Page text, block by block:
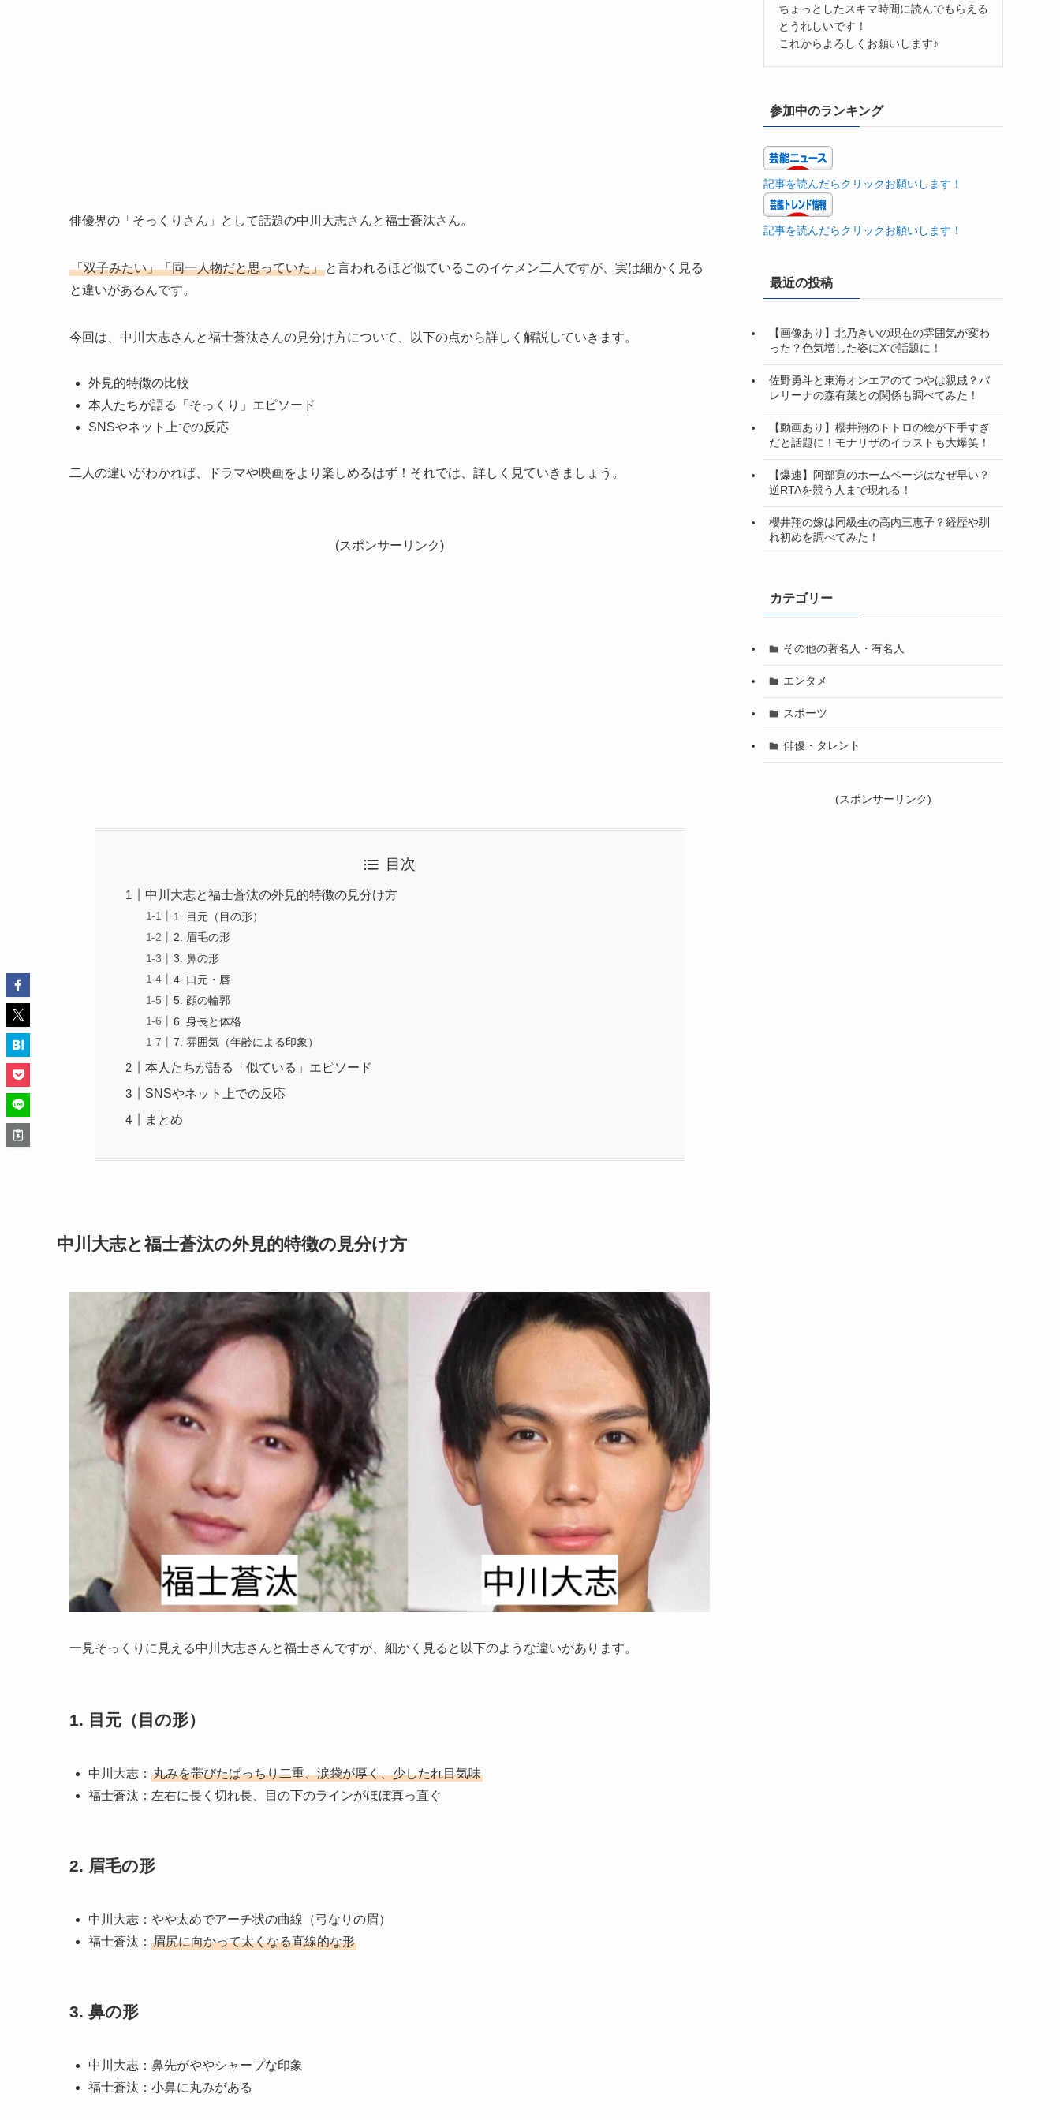
俳優界の「そっくりさん」として話題の中川大志さんと福士蒼汰さん。
「双子みたい」「同一人物だと思っていた」 と言われるほど似ているこのイケメン二人ですが、実は細かく見る
と違いがあるんです。
今回は、中川大志さんと福士蒼汰さんの見分け方について、以下の点から詳しく解説していきます。
外見的特徴の比較
本人たちが語る「そっくり」エピソード
SNSやネット上での反応
二人の違いがわかれば、ドラマや映画をより楽しめるはず！それでは、詳しく見ていきましょう。
(スポンサーリンク)
目次
中川大志と福士蒼汰の外見的特徴の見分け方
1. 目元（目の形）
2. 眉毛の形
3. 鼻の形
4. 口元・唇
5. 顔の輪郭
6. 身長と体格
7. 雰囲気（年齢による印象）
本人たちが語る「似ている」エピソード
SNSやネット上での反応
まとめ
中川大志と福士蒼汰の外見的特徴の見分け方
一見そっくりに見える中川大志さんと福士さんですが、細かく見ると以下のような違いがあります。
1. 目元（目の形）
中川大志： 丸みを帯びたぱっちり二重、涙袋が厚く、少したれ目気味
福士蒼汰：左右に長く切れ長、目の下のラインがほぼ真っ直ぐ
2. 眉毛の形
中川大志：やや太めでアーチ状の曲線（弓なりの眉）
福士蒼汰： 眉尻に向かって太くなる直線的な形
3. 鼻の形
中川大志：鼻先がややシャープな印象
福士蒼汰：小鼻に丸みがある
ちょっとしたスキマ時間に読んでもらえる
とうれしいです！
これからよろしくお願いします♪
参加中のランキング
記事を読んだらクリックお願いします！
記事を読んだらクリックお願いします！
最近の投稿
【画像あり】北乃きいの現在の雰囲気が変わ
った？色気増した姿にXで話題に！
佐野勇斗と東海オンエアのてつやは親戚？バ
レリーナの森有菜との関係も調べてみた！
【動画あり】櫻井翔のトトロの絵が下手すぎ
だと話題に！モナリザのイラストも大爆笑！
【爆速】阿部寛のホームページはなぜ早い？
逆RTAを競う人まで現れる！
櫻井翔の嫁は同級生の高内三恵子？経歴や馴
れ初めを調べてみた！
カテゴリー
その他の著名人・有名人
エンタメ
スポーツ
俳優・タレント
(スポンサーリンク)